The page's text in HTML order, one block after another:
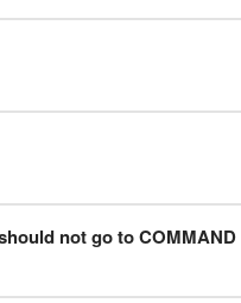
not go to COMMAND